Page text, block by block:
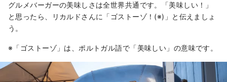
グルメバーガーの美味しさは全世界共通です。「美味しい！」
と思ったら、リカルドさんに「ゴストーゾ！(※)」と伝えましょ
う。
※「ゴストーゾ」は、ポルトガル語で「美味しい」の意味です。